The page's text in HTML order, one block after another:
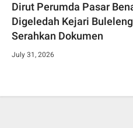
Dirut Perumda Pasar
Digeledah Kejari
Serahkan Dokumen
July 31, 2026